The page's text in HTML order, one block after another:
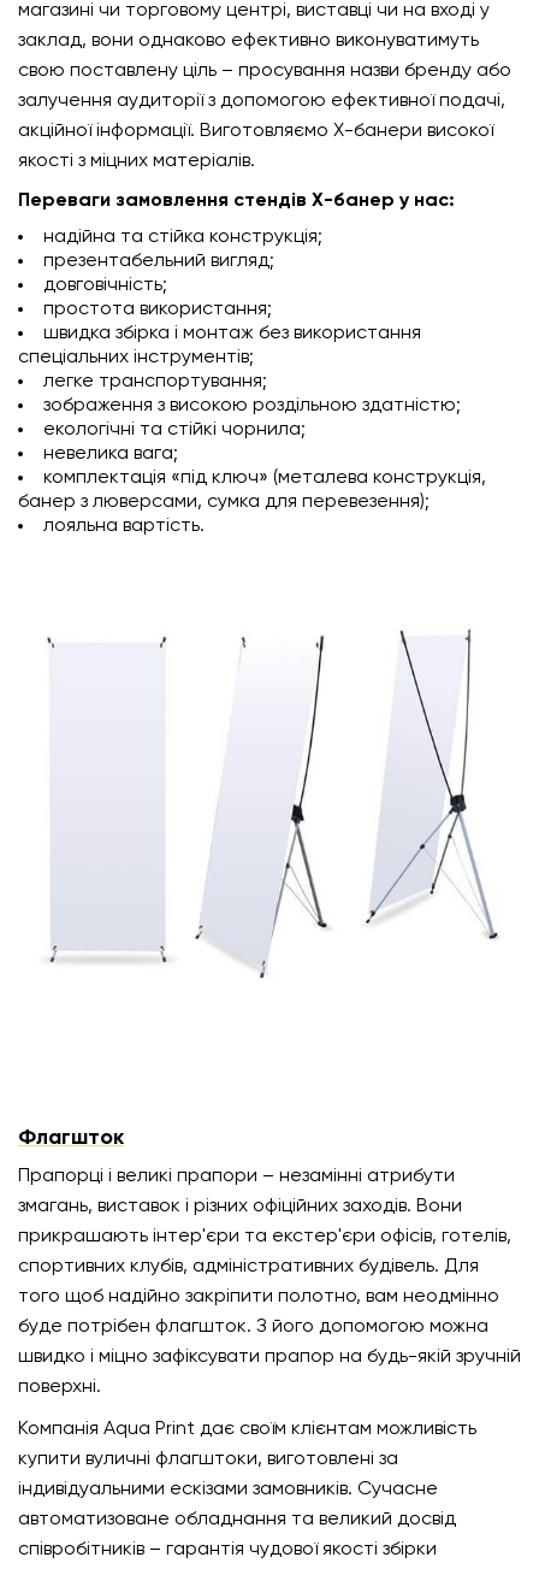
магазині чи торговому центрі, виставці чи на вході у
заклад, вони однаково ефективно виконуватимуть
свою поставлену ціль – просування назви бренду або
залучення аудиторії з допомогою ефективної подачі,
акційної інформації. Виготовляємо X-банери високої
якості з міцних матеріалів.
Переваги замовлення стендів X-банер у нас:
надійна та стійка конструкція;
презентабельний вигляд;
довговічність;
простота використання;
швидка збірка і монтаж без використання
спеціальних інструментів;
легке транспортування;
зображення з високою роздільною здатністю;
екологічні та стійкі чорнила;
невелика вага;
комплектація «під ключ» (металева конструкція,
банер з люверсами, сумка для перевезення);
лояльна вартість.
Флагшток
Прапорці і великі прапори – незамінні атрибути
змагань, виставок і різних офіційних заходів. Вони
прикрашають інтер'єри та екстер'єри офісів, готелів,
спортивних клубів, адміністративних будівель. Для
того щоб надійно закріпити полотно, вам неодмінно
буде потрібен флагшток. З його допомогою можна
швидко і міцно зафіксувати прапор на будь-якій зручній
поверхні.
Компанія Aqua Print дає своїм клієнтам можливість
купити вуличні флагштоки, виготовлені за
індивідуальними ескізами замовників. Сучасне
автоматизоване обладнання та великий досвід
співробітників – гарантія чудової якості збірки